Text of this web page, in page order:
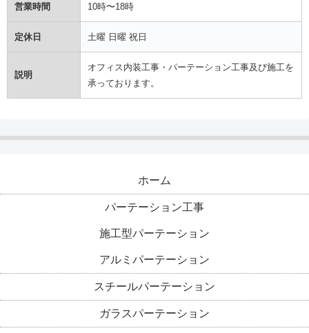
営業時間 10時〜18時
定休日 土曜 日曜 祝日
説明
オフィス内装工事・パーテーション工事及び施工を
承っております。
ホーム
パーテーション工事
施工型パーテーション
アルミパーテーション
スチールパーテーション
ガラスパーテーション